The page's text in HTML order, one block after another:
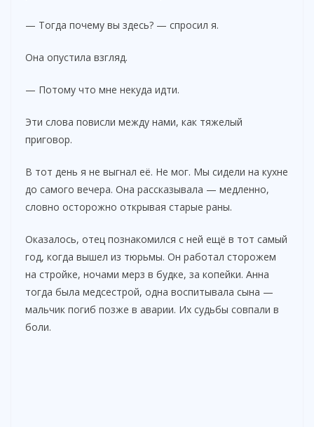
— Тогда почему вы здесь? — спросил я.
Она опустила взгляд.
— Потому что мне некуда идти.
Эти слова повисли между нами, как тяжелый
приговор.
В тот день я не выгнал её. Не мог. Мы сидели на кухне
до самого вечера. Она рассказывала — медленно,
словно осторожно открывая старые раны.
Оказалось, отец познакомился с ней ещё в тот самый
год, когда вышел из тюрьмы. Он работал сторожем
на стройке, ночами мерз в будке, за копейки. Анна
тогда была медсестрой, одна воспитывала сына —
мальчик погиб позже в аварии. Их судьбы совпали в
боли.